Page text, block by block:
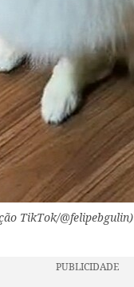
TikTok/@felipebgulin)